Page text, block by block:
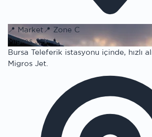
📍 Market 📍 Zone C
Migros Jet
Bursa Teleferik istasyonu içinde, hızlı
Migros Jet.